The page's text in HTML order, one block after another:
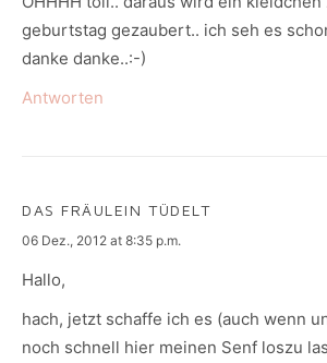
geburtstag gezaubert.. ich seh es
danke danke..:-)
Antworten
DAS FRÄULEIN TÜDELT
says:
06 Dez., 2012 at 8:35 p.m.
Hallo,
hach, jetzt schaffe ich es (auch wenn
noch schnell hier meinen Senf loszu